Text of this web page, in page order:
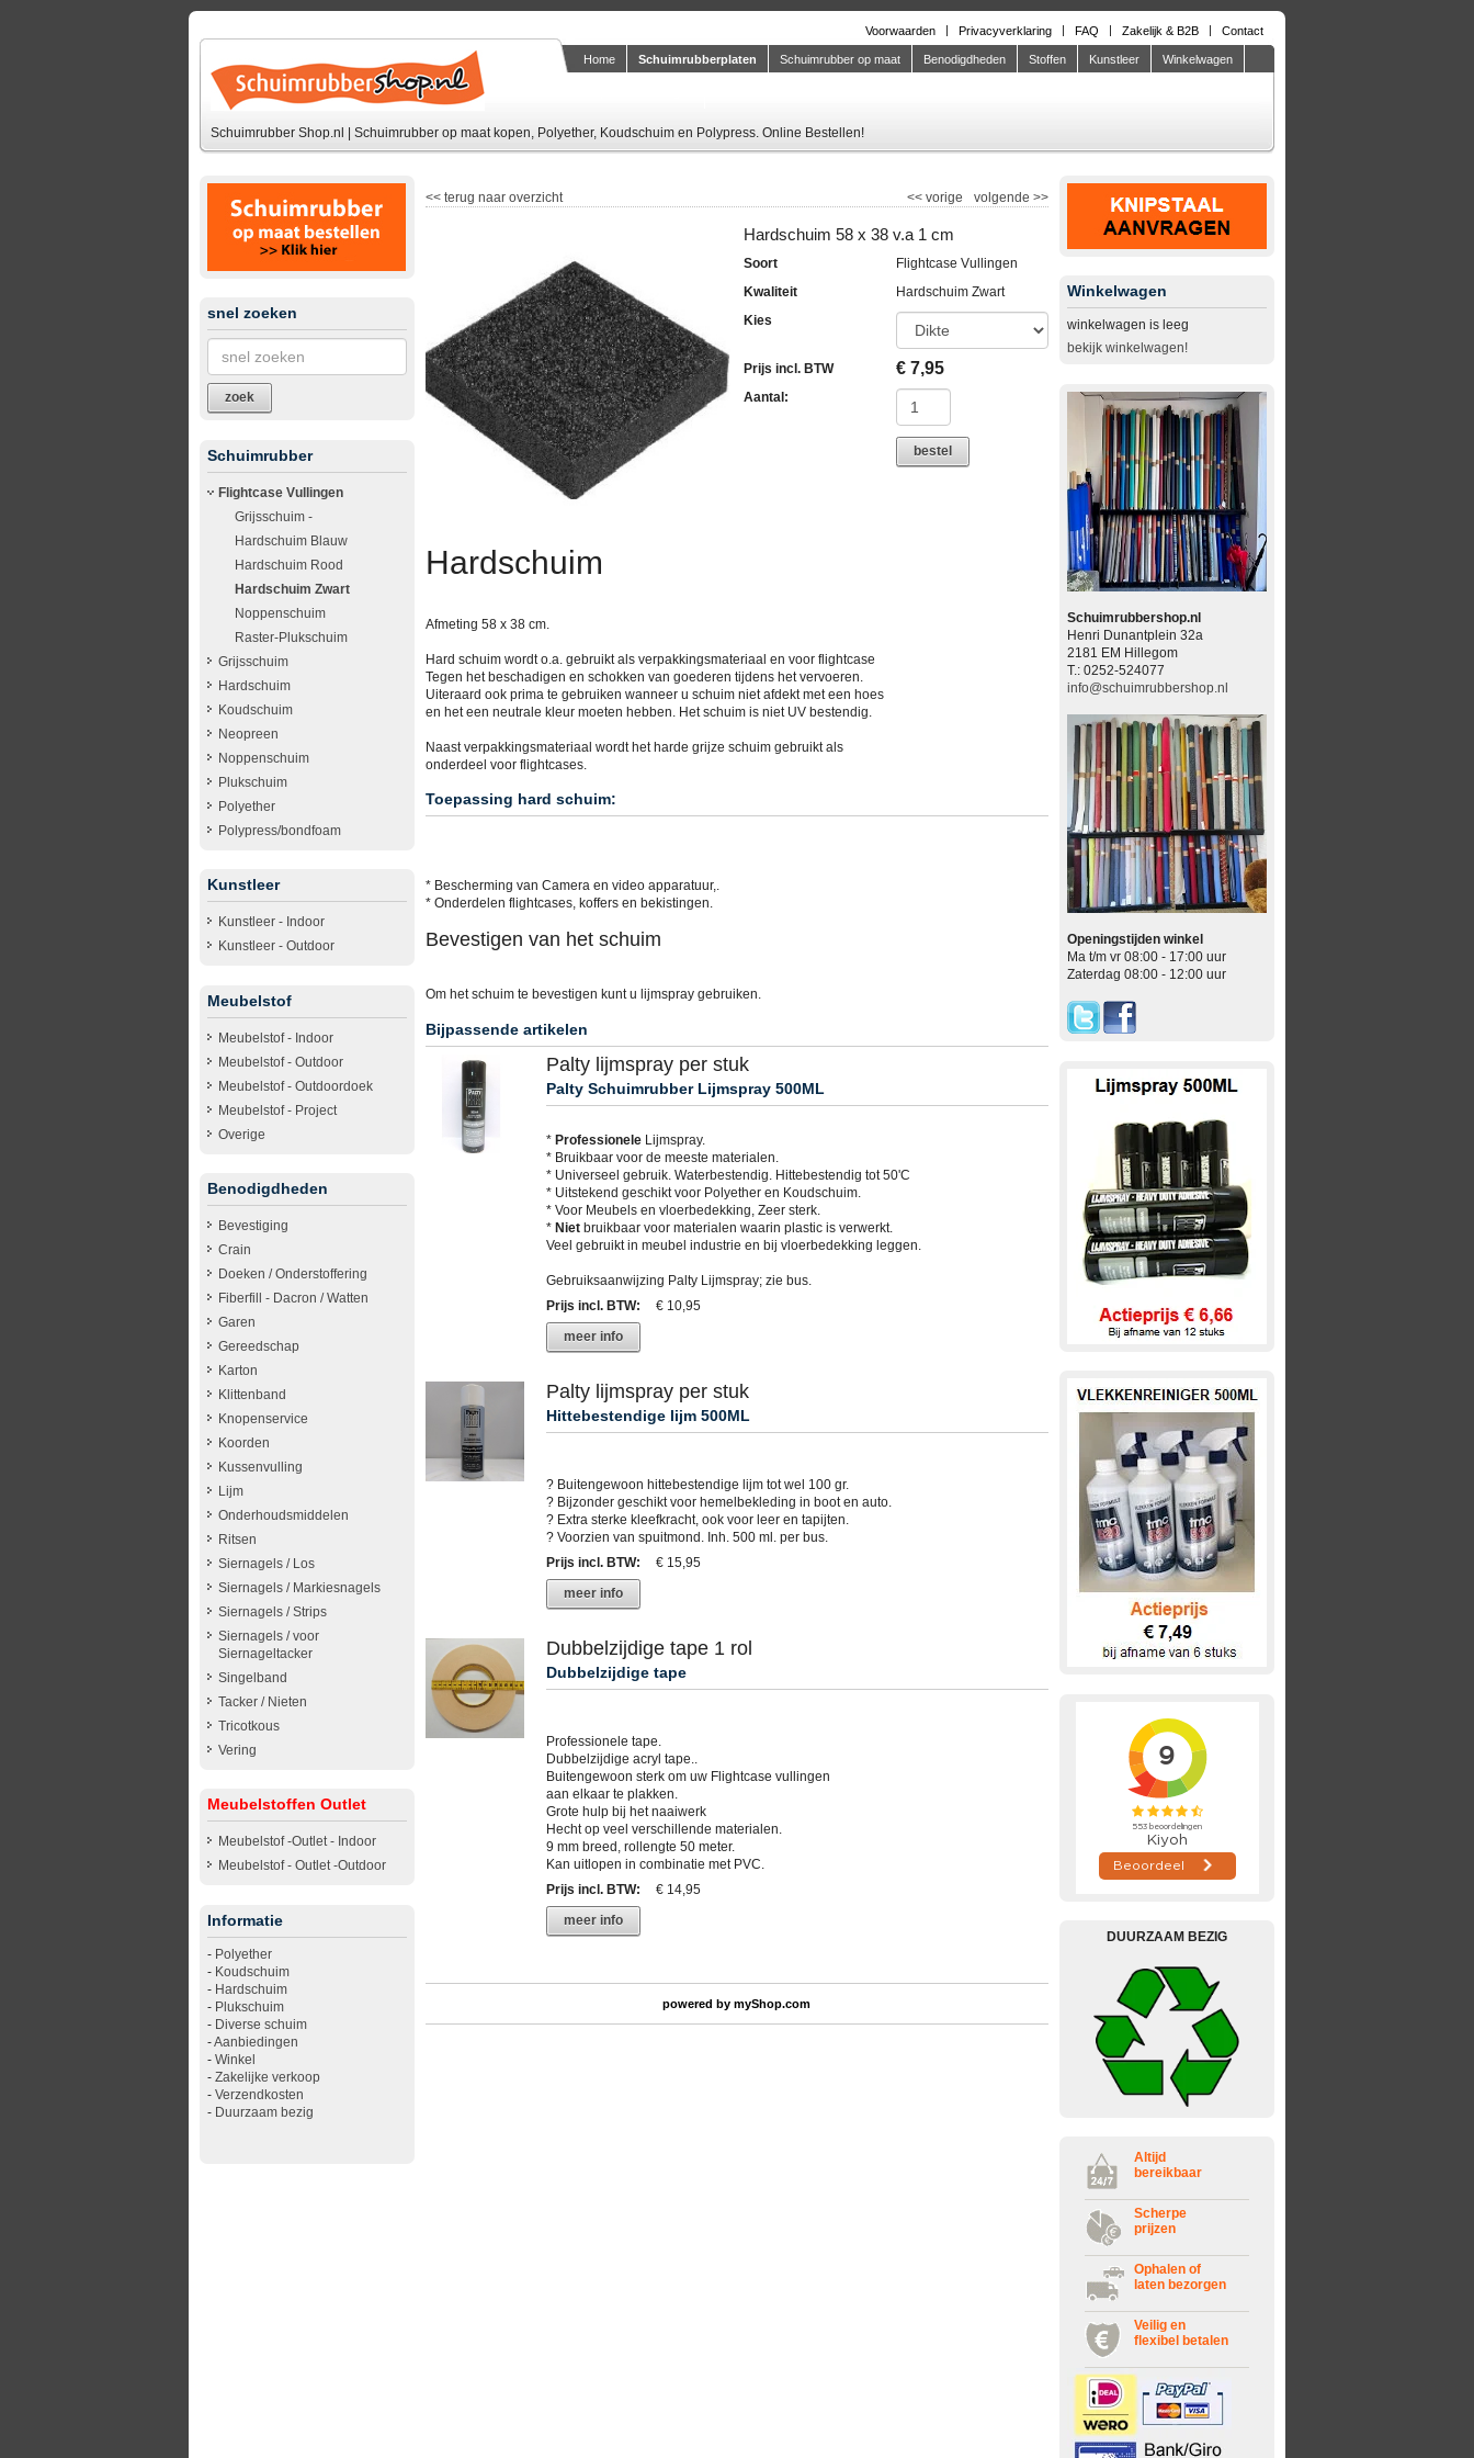
Voorwaarden Privacyverklaring FAQ Zakelijk & B2B Contact
Schuimrubber Shop.nl | Schuimrubber op maat kopen, Polyether, Koudschuim en Polypress. Online Bestellen!
Home Schuimrubberplaten Schuimrubber op maat Benodigdheden Stoffen Kunstleer Winkelwagen
snel zoeken
zoek
Schuimrubber
Flightcase Vullingen
Grijsschuim -
Hardschuim Blauw
Hardschuim Rood
Hardschuim Zwart
Noppenschuim
Raster-Plukschuim
Grijsschuim
Hardschuim
Koudschuim
Neopreen
Noppenschuim
Plukschuim
Polyether
Polypress/bondfoam
Kunstleer
Kunstleer - Indoor
Kunstleer - Outdoor
Meubelstof
Meubelstof - Indoor
Meubelstof - Outdoor
Meubelstof - Outdoordoek
Meubelstof - Project
Overige
Benodigdheden
Bevestiging
Crain
Doeken / Onderstoffering
Fiberfill - Dacron / Watten
Garen
Gereedschap
Karton
Klittenband
Knopenservice
Koorden
Kussenvulling
Lijm
Onderhoudsmiddelen
Ritsen
Siernagels / Los
Siernagels / Markiesnagels
Siernagels / Strips
Siernagels / voor
Siernageltacker
Singelband
Tacker / Nieten
Tricotkous
Vering
Meubelstoffen Outlet
Meubelstof -Outlet - Indoor
Meubelstof - Outlet -Outdoor
Informatie
- Polyether
- Koudschuim
- Hardschuim
- Plukschuim
- Diverse schuim
-Aanbiedingen
- Winkel
- Zakelijke verkoop
- Verzendkosten
- Duurzaam bezig
<< terug naar overzicht volgende >>
<<vorige
Hardschuim 58 x 38 v.a 1 cm
Soort
Flightcase Vullingen
Kwaliteit
Hardschuim Zwart
Kies
Prijs incl. BTW € 7,95
Aantal:
bestel
Hardschuim
Afmeting 58 x 38 cm.
Hard schuim wordt o.a. gebruikt als verpakkingsmateriaal en voor flightcase
Tegen het beschadigen en schokken van goederen tijdens het vervoeren.
Uiteraard ook prima te gebruiken wanneer u schuim niet afdekt met een hoes
en het een neutrale kleur moeten hebben. Het schuim is niet UV bestendig.
Naast verpakkingsmateriaal wordt het harde grijze schuim gebruikt als
onderdeel voor flightcases.
Toepassing hard schuim:
* Bescherming van Camera en video apparatuur,.
* Onderdelen flightcases, koffers en bekistingen.
Bevestigen van het schuim
Om het schuim te bevestigen kunt u lijmspray gebruiken.
Bijpassende artikelen
Palty lijmspray per stuk
Palty Schuimrubber Lijmspray 500ML
* ProfessioneleLijmspray.
* Bruikbaar voor de meeste materialen.
* Universeel gebruik. Waterbestendig. Hittebestendig tot 50'C
* Uitstekend geschikt voor Polyether en Koudschuim.
* Voor Meubels en vloerbedekking, Zeer sterk.
* Nietbruikbaar voor materialen waarin plastic is verwerkt.
Veel gebruikt in meubel industrie en bij vloerbedekking leggen.
Gebruiksaanwijzing Palty Lijmspray; zie bus.
Prijs incl. BTW:
€ 10,95
meer info
Palty lijmspray per stuk
Hittebestendige lijm 500ML
? Buitengewoon hittebestendige lijm tot wel 100 gr.
? Bijzonder geschikt voor hemelbekleding in boot en auto.
? Extra sterke kleefkracht, ook voor leer en tapijten.
? Voorzien van spuitmond. Inh. 500 ml. per bus.
Prijs incl. BTW:
€ 15,95
meer info
Dubbelzijdige tape 1 rol
Dubbelzijdige tape
Professionele tape.
Dubbelzijdige acryl tape..
Buitengewoon sterk om uw Flightcase vullingen
aan elkaar te plakken.
Grote hulp bij het naaiwerk
Hecht op veel verschillende materialen.
9 mm breed, rollengte 50 meter.
Kan uitlopen in combinatie met PVC.
Prijs incl. BTW:
€ 14,95
meer info
powered bymyShop.com
Winkelwagen
winkelwagen is leeg
bekijk winkelwagen!
Schuimrubbershop.nl
Henri Dunantplein 32a
2181 EM Hillegom
T.: 0252-524077
info@schuimrubbershop.nl
Openingstijden winkel
Ma t/m vr 08:00 - 17:00 uur
Zaterdag 08:00 - 12:00 uur
DUURZAAM BEZIG
Altijd
bereikbaar
Scherpe
prijzen
Ophalen of
laten bezorgen
Veilig en
flexibel betalen